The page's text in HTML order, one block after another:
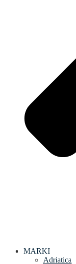
MARKI
Adriatica